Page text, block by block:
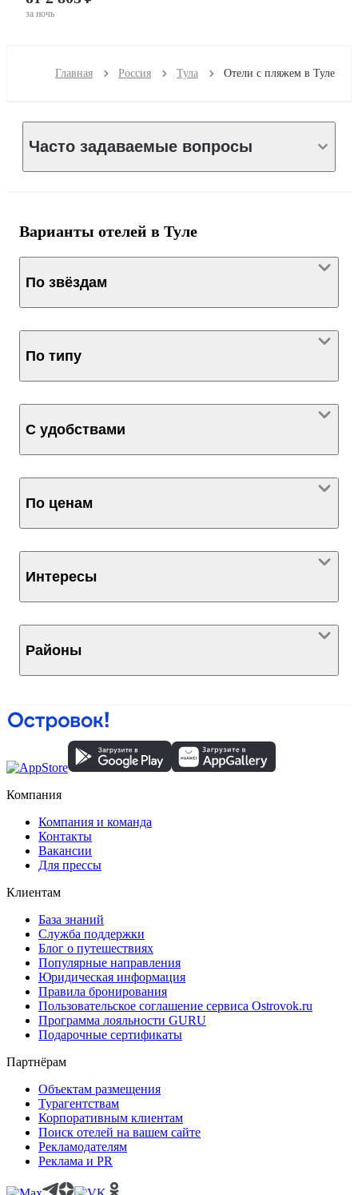
за ночь
Главная Россия Тула Отели с пляжем в Туле
Часто задаваемые вопросы
Варианты отелей в Туле
По звёздам
По типу
С удобствами
По ценам
Интересы
Районы
Компания
Компания и команда
Контакты
Вакансии
Для прессы
Клиентам
База знаний
Служба поддержки
Блог о путешествиях
Популярные направления
Юридическая информация
Правила бронирования
Пользовательское соглашение сервиса Ostrovok.ru
Программа лояльности GURU
Подарочные сертификаты
Партнёрам
Объектам размещения
Турагентствам
Корпоративным клиентам
Поиск отелей на вашем сайте
Рекламодателям
Реклама и PR